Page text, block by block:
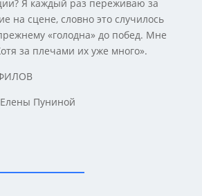
Я каждый раз переживаю за
на сцене, словно это случилось
«голодна» до побед. Мне
за плечами их уже много».
Пуниной